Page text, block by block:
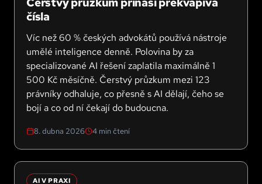
čísla
Víc než 60 % českých advokátů používá nástroje
umělé inteligence denně. Polovina by za
specializované AI řešení zaplatila maximálně 1
500 Kč měsíčně. Čerstvý průzkum mezi 123
právníky odhaluje, co přesně s AI dělají, čeho se
bojí a co od ní čekají do budoucna.
8. dubna 2026 4 min čtení
AI V PRAXI